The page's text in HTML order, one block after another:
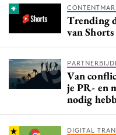
Trending
van Shorts
Van
je PR- en
nodig
DIGITAL